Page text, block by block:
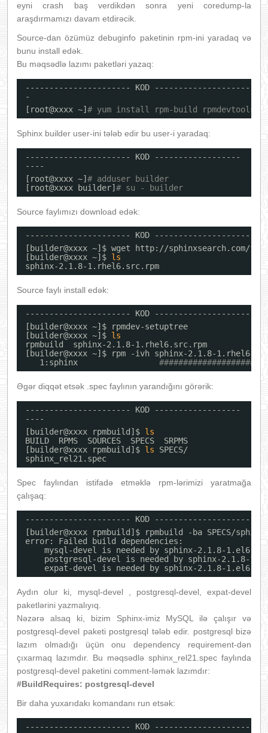
eyni crash baş verdikdən sonra yeni coredump-la
araşdırmamızı davam etdirəcik.
Source-dan özümüz debuginfo paketinin rpm-ini yaradaq və
bunu install edək.
Bu məqsədlə lazımı paketləri yazaq:
---------------------- KOD ---------------------
-
[root@xxxx ~] # yum install rpm-build rpmdevtools
Sphinx builder user-ini tələb edir bu user-i yaradaq:
---------------------- KOD ------------------
----
[root@xxxx ~] # adduser builder
[root@xxxx builder] # su - builder
Source faylımızı download edək:
---------------------- KOD ----------------------
[builder@xxxx ~]$ wget http: //sphinxsearch.com/
[builder@xxxx ~]$ ls
sphinx-2.1.8-1.rhel6.src.rpm
Source faylı install edək:
---------------------- KOD ----------------------
[builder@xxxx ~]$ rpmdev-setuptree
[builder@xxxx ~]$ ls
rpmbuild  sphinx-2.1.8-1.rhel6.src.rpm
[builder@xxxx ~]$ rpm -ivh sphinx-2.1.8-
1:sphinx
Əgər diqqət etsək .spec faylının yarandığını görərik:
---------------------- KOD ------------------
----
[builder@xxxx rpmbuild]$ ls
BUILD  RPMS  SOURCES  SPECS  SRPMS
[builder@xxxx rpmbuild]$ ls
SPECS/
sphinx_rel21.spec
Spec faylından istifadə etməklə rpm-lərimizi yaratmağa
çalışaq:
---------------------- KOD ----------------------
[builder@xxxx rpmbuild]$ rpmbuild -ba SPECS/
error: Failed build dependencies:
mysql-devel is needed by sphinx-2.1.8-
postgresql-devel is needed by sphinx-2.1.8-
expat-devel is needed by sphinx-2.1.8-
Aydın olur ki, mysql-devel , postgresql-devel, expat-devel
paketlərini yazmalıyıq.
Nəzərə alsaq ki, bizim Sphinx-imiz MySQL ilə çalışır və
postgresql-devel paketi postgresql tələb edir. postgresql bizə
lazım olmadığı üçün onu dependency requirement-dən
çıxarmaq lazımdır. Bu məqsədlə sphinx_rel21.spec faylında
postgresql-devel paketini comment-ləmək lazımdır:
#BuildRequires: postgresql-devel
Bir daha yuxarıdakı komandanı run etsək:
---------------------- KOD ----------------------